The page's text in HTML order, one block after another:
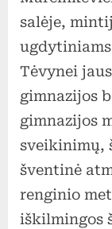
salėje,
Tėvynei
gimnazijos
gimnazijos
sveikinimų,
šventinė
renginio
iškilmingos